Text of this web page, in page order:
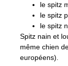
le spitz
le spitz
le spitz
Spitz nain et
même chien
européens).